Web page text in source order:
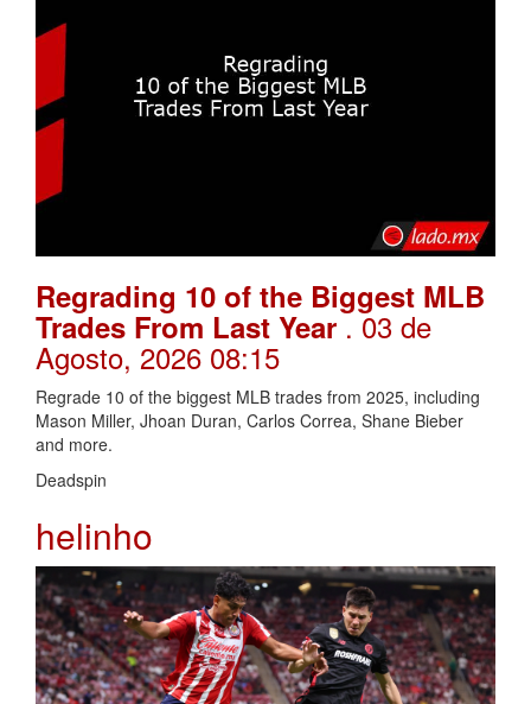
Regrading 10 of the Biggest MLB
Trades From Last Year. 03 de
Agosto, 2026 08:15
Regrade 10 of the biggest MLB trades from 2025, including
Mason Miller, Jhoan Duran, Carlos Correa, Shane Bieber
and more.
Deadspin
helinho